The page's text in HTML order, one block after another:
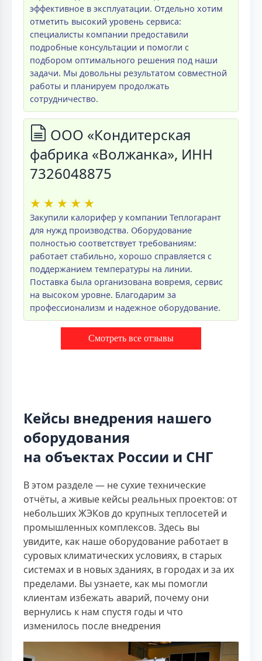
эффективное в эксплуатации. Отдельно хотим
отметить высокий уровень сервиса:
специалисты компании предоставили
подробные консультации и помогли с
подбором оптимального решения под наши
задачи. Мы довольны результатом совместной
работы и планируем продолжать
сотрудничество.
ООО «Кондитерская
фабрика «Волжанка», ИНН
7326048875
★ ★ ★ ★ ★
Закупили калорифер у компании Теплогарант
для нужд производства. Оборудование
полностью соответствует требованиям:
работает стабильно, хорошо справляется с
поддержанием температуры на линии.
Поставка была организована вовремя, сервис
на высоком уровне. Благодарим за
профессионализм и надежное оборудование.
Смотреть все отзывы
Кейсы внедрения нашего
оборудования
на объектах России и СНГ
В этом разделе — не сухие технические
отчёты, а живые кейсы реальных проектов: от
небольших ЖЭКов до крупных теплосетей и
промышленных комплексов. Здесь вы
увидите, как наше оборудование работает в
суровых климатических условиях, в старых
системах и в новых зданиях, в городах и за их
пределами. Вы узнаете, как мы помогли
клиентам избежать аварий, почему они
вернулись к нам спустя годы и что
изменилось после внедрения